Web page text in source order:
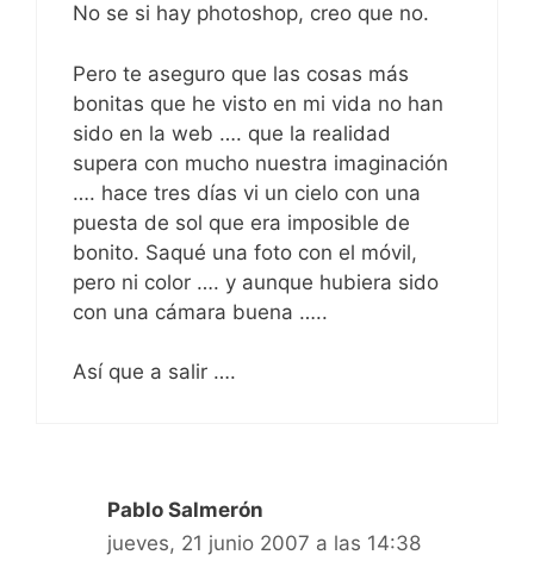
No se si hay photoshop, creo que no.
Pero te aseguro que las cosas más
bonitas que he visto en mi vida no han
sido en la web …. que la realidad
supera con mucho nuestra imaginación
…. hace tres días vi un cielo con una
puesta de sol que era imposible de
bonito. Saqué una foto con el móvil,
pero ni color …. y aunque hubiera sido
con una cámara buena …..
Así que a salir ….
Pablo Salmerón
jueves, 21 junio 2007 a las 14:38